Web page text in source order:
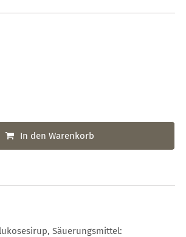
In den Warenkorb
Säuerungsmittel: